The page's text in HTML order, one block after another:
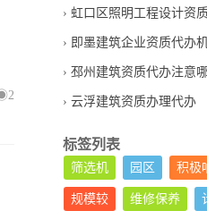
2
虹口区照明工程设计资
即墨建筑企业资质代办
邳州建筑资质代办注意
云浮建筑资质办理代办
标签列表
筛选机 园区 积极
规模较 维修保养